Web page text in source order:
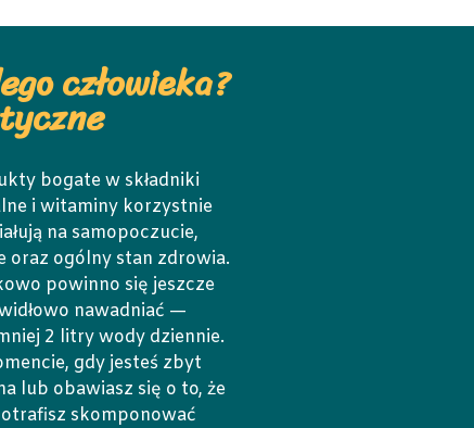
człowieka?
bogate w składniki
i witaminy korzystnie
na samopoczucie,
oraz ogólny stan zdrowia.
powinno się jeszcze
nawadniać —
2 litry wody dziennie.
gdy jesteś zbyt
lub obawiasz się o to, że
skomponować